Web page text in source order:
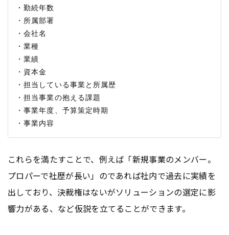
・勤続年数
・所属部署
・会社名
・業種
・業績
・資本金
・担当している事業と所属歴
・担当事業の抱える課題
・事業年度、予算策定時期
これらを満たすことで、例えば「新規事業のメンバー。
プロパーで社歴が長い」のであれば社内で過去に実績を
出しており、決裁権はないがソリューションの選定に影
響力がある、など仮説を立てることができます。